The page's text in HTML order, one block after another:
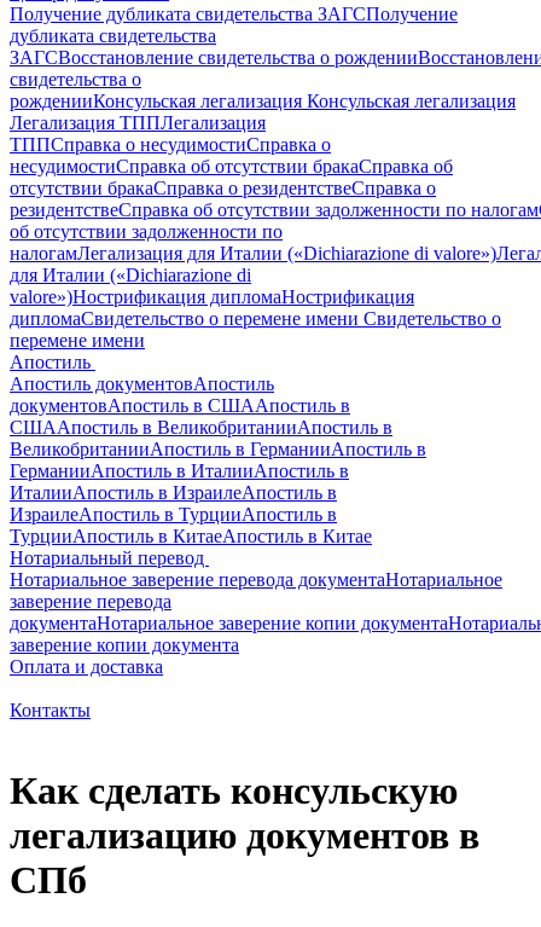
Получение дубликата свидетельства ЗАГСПолучение
дубликата свидетельства
ЗАГСВосстановление свидетельства о рождении
свидетельства о
рожденииКонсульская легализация Консульская легализация
Легализация ТППЛегализация
ТППСправка о несудимостиСправка о
несудимостиСправка об отсутствии бракаСправка об
отсутствии бракаСправка о резидентствеСправка о
резидентствеСправка об отсутствии задолженности по налогам
об отсутствии задолженности по
налогамЛегализация для Италии («Dichiarazione di valore»)
для Италии («Dichiarazione di
valore»)Нострификация дипломаНострификация
дипломаСвидетельство о перемене имени Свидетельство о
перемене имени
Апостиль
Апостиль документовАпостиль
документовАпостиль в СШААпостиль в
СШААпостиль в ВеликобританииАпостиль в
ВеликобританииАпостиль в ГерманииАпостиль в
ГерманииАпостиль в ИталииАпостиль в
ИталииАпостиль в ИзраилеАпостиль в
ИзраилеАпостиль в ТурцииАпостиль в
ТурцииАпостиль в КитаеАпостиль в Китае
Нотариальный перевод
Нотариальное заверение перевода документаНотариальное
заверение перевода
документаНотариальное заверение копии документа
заверение копии документа
Оплата и доставка
Контакты
Как сделать консульскую
легализацию документов в
СПб